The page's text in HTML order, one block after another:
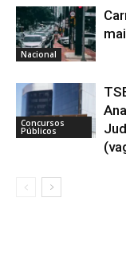
Nacional
Concursos
Públicos